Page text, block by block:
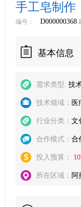
手工皂制作
编号： D000000368
基本信息
需求类型: 技
技术领域：
行业分类： 文
合作模式： 合
投入预算：
所在区域： 阿